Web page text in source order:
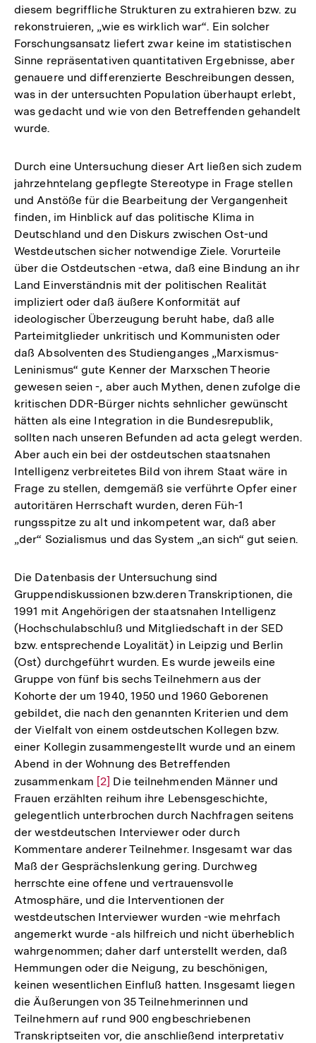
diesem begriffliche Strukturen zu extrahieren bzw. zu
rekonstruieren, „wie es wirklich war“. Ein solcher
Forschungsansatz liefert zwar keine im statistischen
Sinne repräsentativen quantitativen Ergebnisse, aber
genauere und differenzierte Beschreibungen dessen,
was in der untersuchten Population überhaupt erlebt,
was gedacht und wie von den Betreffenden gehandelt
wurde.
Durch eine Untersuchung dieser Art ließen sich zudem
jahrzehntelang gepflegte Stereotype in Frage stellen
und Anstöße für die Bearbeitung der Vergangenheit
finden, im Hinblick auf das politische Klima in
Deutschland und den Diskurs zwischen Ost-und
Westdeutschen sicher notwendige Ziele. Vorurteile
über die Ostdeutschen -etwa, daß eine Bindung an ihr
Land Einverständnis mit der politischen Realität
impliziert oder daß äußere Konformität auf
ideologischer Überzeugung beruht habe, daß alle
Parteimitglieder unkritisch und Kommunisten oder
daß Absolventen des Studienganges „Marxismus-
Leninismus“ gute Kenner der Marxschen Theorie
gewesen seien -, aber auch Mythen, denen zufolge die
kritischen DDR-Bürger nichts sehnlicher gewünscht
hätten als eine Integration in die Bundesrepublik,
sollten nach unseren Befunden ad acta gelegt werden.
Aber auch ein bei der ostdeutschen staatsnahen
Intelligenz verbreitetes Bild von ihrem Staat wäre in
Frage zu stellen, demgemäß sie verführte Opfer einer
autoritären Herrschaft wurden, deren Füh-1
rungsspitze zu alt und inkompetent war, daß aber
„der“ Sozialismus und das System „an sich“ gut seien.
Die Datenbasis der Untersuchung sind
Gruppendiskussionen bzw.deren Transkriptionen, die
1991 mit Angehörigen der staatsnahen Intelligenz
(Hochschulabschluß und Mitgliedschaft in der SED
bzw. entsprechende Loyalität) in Leipzig und Berlin
(Ost) durchgeführt wurden. Es wurde jeweils eine
Gruppe von fünf bis sechs Teilnehmern aus der
Kohorte der um 1940, 1950 und 1960 Geborenen
gebildet, die nach den genannten Kriterien und dem
der Vielfalt von einem ostdeutschen Kollegen bzw.
einer Kollegin zusammengestellt wurde und an einem
Abend in der Wohnung des Betreffenden
zusammenkam Zur
Auflösung
der
Fußnote
[2] Die teilnehmenden Männer und
Frauen erzählten reihum ihre Lebensgeschichte,
gelegentlich unterbrochen durch Nachfragen seitens
der westdeutschen Interviewer oder durch
Kommentare anderer Teilnehmer. Insgesamt war das
Maß der Gesprächslenkung gering. Durchweg
herrschte eine offene und vertrauensvolle
Atmosphäre, und die Interventionen der
westdeutschen Interviewer wurden -wie mehrfach
angemerkt wurde -als hilfreich und nicht überheblich
wahrgenommen; daher darf unterstellt werden, daß
Hemmungen oder die Neigung, zu beschönigen,
keinen wesentlichen Einfluß hatten. Insgesamt liegen
die Äußerungen von 35 Teilnehmerinnen und
Teilnehmern auf rund 900 engbeschriebenen
Transkriptseiten vor, die anschließend interpretativ